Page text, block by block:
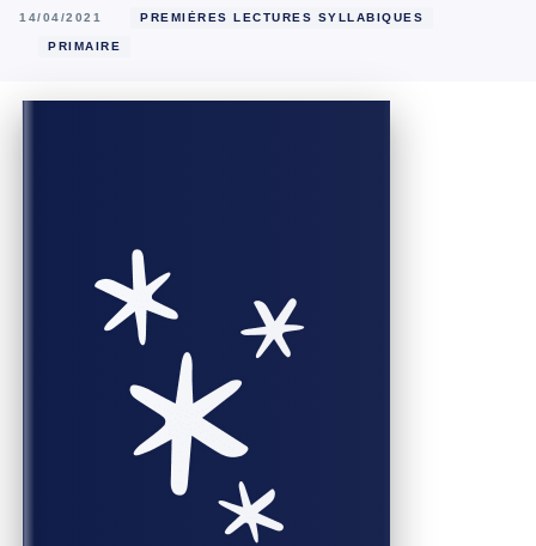
14/04/2021 PREMIÈRES LECTURES SYLLABIQUES
PRIMAIRE